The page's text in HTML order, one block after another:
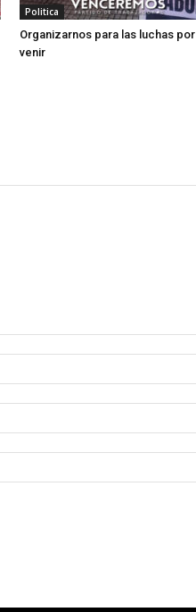
Politica
Organizarnos para las luchas por
venir